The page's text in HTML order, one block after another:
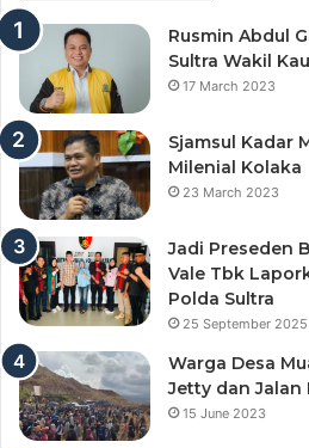
Rusmin Abdul
Sultra Wakil
17 March 2023
Sjamsul Kadar
Milenial Kolaka
23 March 2023
Jadi Preseden
Vale Tbk
Polda Sultra
25 September 2025
Warga Desa
Jetty dan Jalan
15 June 2023